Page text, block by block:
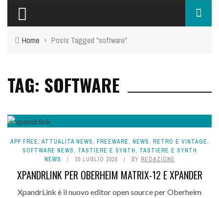
Home › Posts Tagged "software"
TAG: SOFTWARE
APP FREE, ATTUALITÀ NEWS, FREEWARE, NEWS, RETRO E VINTAGE,
SOFTWARE NEWS, TASTIERE E SYNTH, TASTIERE E SYNTH
NEWS
30 LUGLIO 2026 BY REDAZIONE
XPANDRLINK PER OBERHEIM MATRIX-12 E XPANDER
XpandrLink è il nuovo editor open source per Oberheim